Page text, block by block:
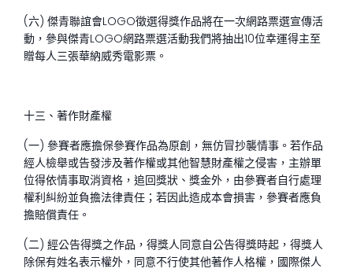
(六) 傑青聯誼會LOGO徵選得獎作品將在一次網路票選宣傳活
動，參與傑青LOGO網路票選活動我們將抽出10位幸運得主至
贈每人三張華納威秀電影票。
十三、著作財產權
(一) 參賽者應擔保參賽作品為原創，無仿冒抄襲情事。若作品
經人檢舉或告發涉及著作權或其他智慧財產權之侵害，主辦單
位得依情事取消資格，追回獎狀、獎金外，由參賽者自行處理
權利糾紛並負擔法律責任；若因此造成本會損害，參賽者應負
擔賠償責任。
(二) 經公告得獎之作品，得獎人同意自公告得獎時起，得獎人
除保有姓名表示權外，同意不行使其他著作人格權，國際傑人